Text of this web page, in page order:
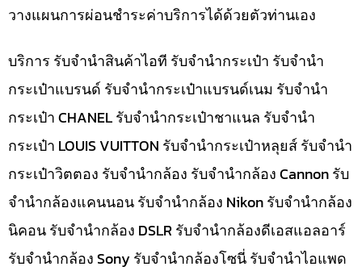
วางแผนการผ่อนชำระค่าบริการได้ด้วยตัวท่านเอง
บริการ รับจำนำสินค้าไอที รับจำนำกระเป๋า รับจำนำ
กระเป๋าแบรนด์ รับจำนำกระเป๋าแบรนด์เนม รับจำนำ
กระเป๋า CHANEL รับจำนำกระเป๋าชาแนล รับจำนำ
กระเป๋า LOUIS VUITTON รับจำนำกระเป๋าหลุยส์ รับจำนำ
กระเป๋าวิตตอง รับจำนำกล้อง รับจำนำกล้อง Cannon รับ
จำนำกล้องแคนนอน รับจำนำกล้อง Nikon รับจำนำกล้อง
นิคอน รับจำนำกล้อง DSLR รับจำนำกล้องดีเอสแอลอาร์
รับจำนำกล้อง Sony รับจำนำกล้องโซนี่ รับจำนำไอแพด